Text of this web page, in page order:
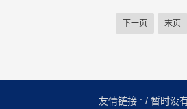
下一页 末页
友情链接 : / 暂时没